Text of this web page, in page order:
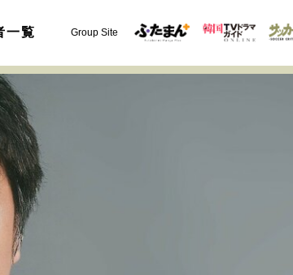
一覧 Group Site
挫折からの再起
10代の挫折と原点